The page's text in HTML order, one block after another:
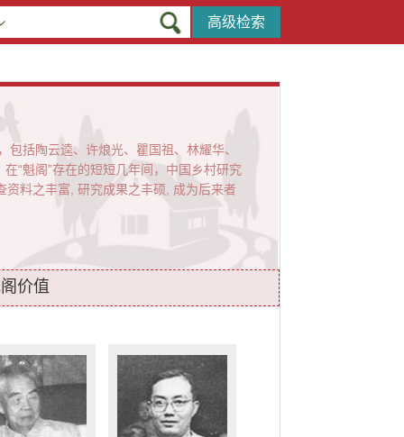
高级检索
括陶云逵、许烺光、瞿国祖、林耀华、
“魁阁”存在的短短几年间，中国乡村研究
资料之丰富, 研究成果之丰硕, 成为后来者
价值